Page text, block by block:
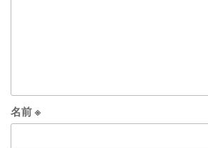
名前※